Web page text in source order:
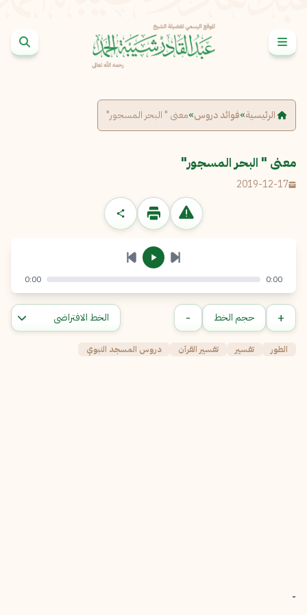
الرئيسية»فوائد دروس»معنى " البحر المسجور"
معنى " البحر المسجور"
2019-12-17
الإبلاغ عن مشكلة
الرسالة
إرسال إلغاء
0:00
0:00
+ حجم الخط -
الطور تفسير تفسير القرآن دروس المسجد النبوي
-